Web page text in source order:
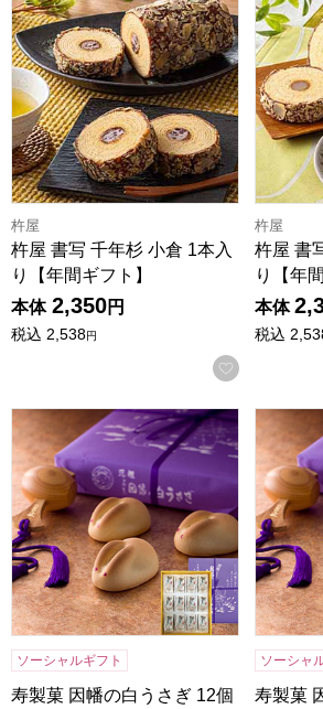
杵屋
杵屋 書写 千年杉 小倉 1本入
り【年間ギフト】
本体 2,350円
税込 2,538円
お気に入
杵屋
杵屋 書
り【年
本体
税込
寿製菓 因幡の白うさぎ 12個入【年間ギ
ソーシャルギフト
寿製菓 因幡の白うさぎ 12個
寿製菓
ソーシャ
寿製菓